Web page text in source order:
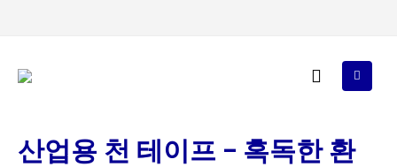
산업용 천 테이프 – 혹독한 환